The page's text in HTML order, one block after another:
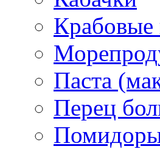
Крабовые
Паста
Перец